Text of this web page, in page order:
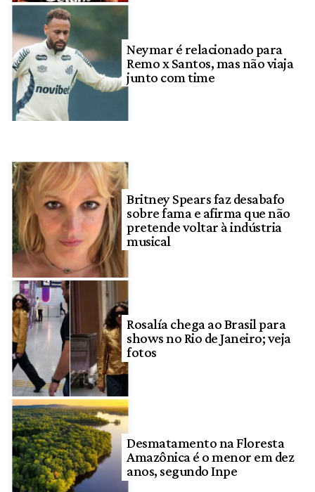
Neymar é relacionado para
Remo x Santos, mas não viaja
junto com time
Britney Spears faz desabafo
sobre fama e afirma que não
pretende voltar à indústria
musical
Rosalía chega ao Brasil para
shows no Rio de Janeiro; veja
fotos
Desmatamento na Floresta
Amazônica é o menor em dez
anos, segundo Inpe